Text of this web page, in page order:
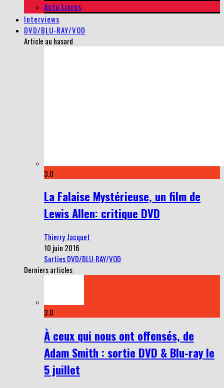
Actu Livres
Interviews
DVD/BLU-RAY/VOD
Article au hasard
3.0
La Falaise Mystérieuse, un film de
Lewis Allen: critique DVD
Thierry Jacquet
10 juin 2016
Sorties DVD/BLU-RAY/VOD
Derniers articles
3.0
À ceux qui nous ont offensés, de
Adam Smith : sortie DVD & Blu-ray le
5 juillet